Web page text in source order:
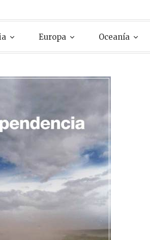
Suela
Europa Oceanía